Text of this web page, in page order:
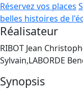
Réservez vos places
belles histoires de
Réalisateur
RIBOT Jean
Sylvain,LABORDE
Synopsis